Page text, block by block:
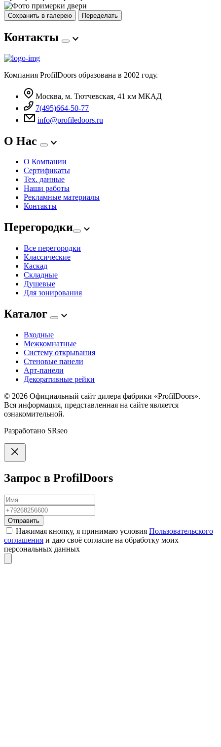
Сохранить в галерею Переделать
Контакты
Компания ProfilDoors образована в 2002 году.
Москва, м. Тютчевская, 41 км МКАД
7(495)664-50-77
info@profiledoors.ru
О Нас
О Компании
Сертификаты
Тех. данные
Наши работы
Рекламные материалы
Контакты
Перегородки
Все перегородки
Классические
Каскад
Складные
Душевые
Для зонирования
Каталог
Входные
Межкомнатные
Систему открывания
Стеновые панели
Арт-панели
Декоративные рейки
© 2026 Официальный сайт дилера фабрики «ProfilDoors».
Вся информация, представленная на сайте является
ознакомительной.
Разработано SRseo
Запрос в ProfilDoors
Отправить
Нажимая кнопку, я принимаю условия Пользовательского
соглашения и даю своё согласие на обработку моих
персональных данных